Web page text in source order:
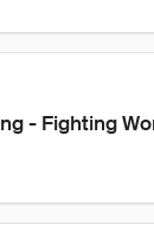
- Fighting